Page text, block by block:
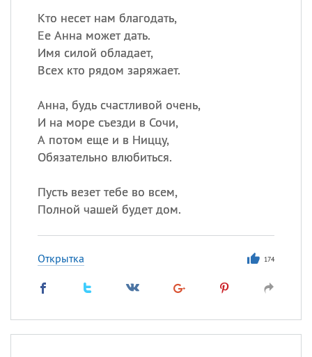
Кто несет нам благодать,
Ее Анна может дать.
Имя силой обладает,
Всех кто рядом заряжает.
Анна, будь счастливой очень,
И на море съезди в Сочи,
А потом еще и в Ниццу,
Обязательно влюбиться.
Пусть везет тебе во всем,
Полной чашей будет дом.
Открытка 174